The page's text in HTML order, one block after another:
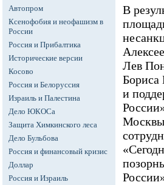
Автопром
Ксенофобия и неофашизм в
России
Россия и Прибалтика
Исторические версии
Косово
Россия и Белоруссия
Израиль и Палестина
Дело ЮКОСа
Защита Химкинского леса
Дело Бульбова
Россия и финансовый кризис
Доллар
Россия и Израиль
В
Лев
Бориса
и